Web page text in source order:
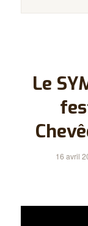
Le
16 avril